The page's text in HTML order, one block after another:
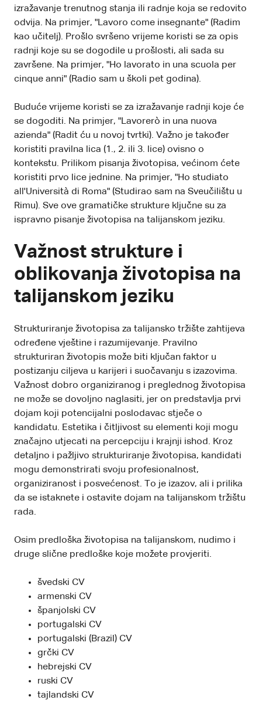
izražavanje trenutnog stanja ili radnje koja se redovito
odvija. Na primjer, "Lavoro come insegnante" (Radim
kao učitelj). Prošlo svršeno vrijeme koristi se za opis
radnji koje su se dogodile u prošlosti, ali sada su
završene. Na primjer, "Ho lavorato in una scuola per
cinque anni" (Radio sam u školi pet godina).
Buduće vrijeme koristi se za izražavanje radnji koje će
se dogoditi. Na primjer, "Lavorerò in una nuova
azienda" (Radit ću u novoj tvrtki). Važno je također
koristiti pravilna lica (1., 2. ili 3. lice) ovisno o
kontekstu. Prilikom pisanja životopisa, većinom ćete
koristiti prvo lice jednine. Na primjer, "Ho studiato
all'Università di Roma" (Studirao sam na Sveučilištu u
Rimu). Sve ove gramatičke strukture ključne su za
ispravno pisanje životopisa na talijanskom jeziku.
Važnost strukture i
oblikovanja životopisa na
talijanskom jeziku
Strukturiranje životopisa za talijansko tržište zahtijeva
određene vještine i razumijevanje. Pravilno
strukturiran životopis može biti ključan faktor u
postizanju ciljeva u karijeri i suočavanju s izazovima.
Važnost dobro organiziranog i preglednog životopisa
ne može se dovoljno naglasiti, jer on predstavlja prvi
dojam koji potencijalni poslodavac stječe o
kandidatu. Estetika i čitljivost su elementi koji mogu
značajno utjecati na percepciju i krajnji ishod. Kroz
detaljno i pažljivo strukturiranje životopisa, kandidati
mogu demonstrirati svoju profesionalnost,
organiziranost i posvećenost. To je izazov, ali i prilika
da se istaknete i ostavite dojam na talijanskom tržištu
rada.
Osim predloška životopisa na talijanskom, nudimo i
druge slične predloške koje možete provjeriti.
švedski CV
armenski CV
španjolski CV
portugalski CV
portugalski (Brazil) CV
grčki CV
hebrejski CV
ruski CV
tajlandski CV